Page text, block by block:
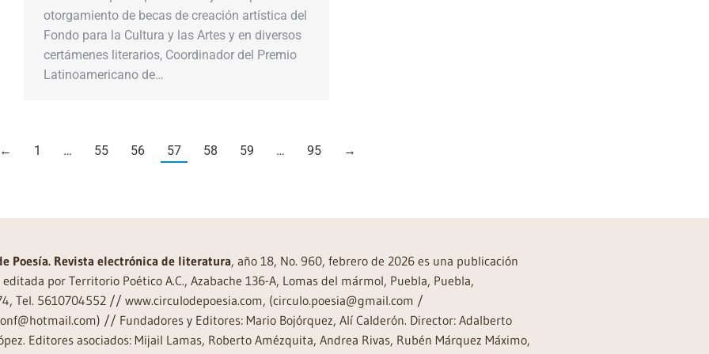
otorgamiento de becas de creación artística del
Fondo para la Cultura y las Artes y en diversos
certámenes literarios, Coordinador del Premio
Latinoamericano de…
1 … 55 56 57 58 59 … 95 →
Poesía. Revista electrónica de literatura, año 18, No. 960, febrero de 2026 es una publicación
por Territorio Poético A.C., Azabache 136-A, Lomas del mármol, Puebla, Puebla,
Tel. 5610704552 // www.circulodepoesia.com, (circulo.poesia@gmail.com /
// Fundadores y Editores: Mario Bojórquez, Alí Calderón. Director: Adalberto
Editores asociados: Mijail Lamas, Roberto Amézquita, Andrea Rivas, Rubén Márquez Máximo,